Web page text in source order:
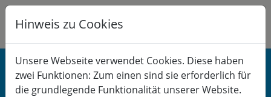
K B
BERUF
Gesundheit & Stress
Hinweis zu Cookies
Unsere Webseite verwendet Cookies. Diese haben
zwei Funktionen: Zum einen sind sie erforderlich für
die grundlegende Funktionalität unserer Website.